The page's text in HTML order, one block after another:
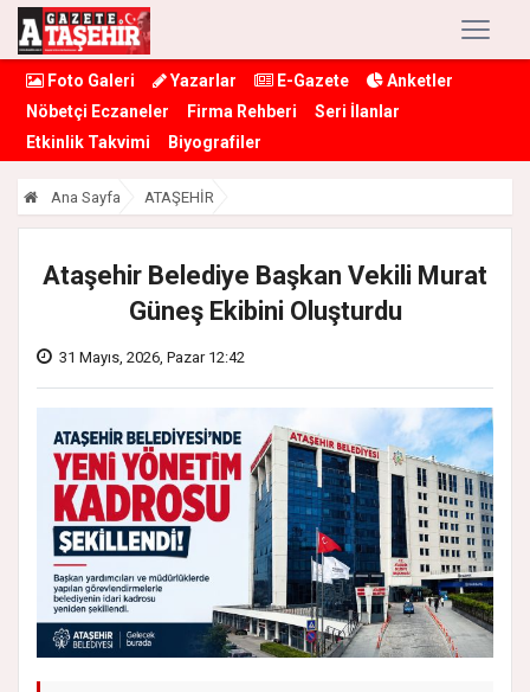
Foto Galeri Yazarlar E-Gazete
Anketler
Nöbetçi Eczaneler
Firma Rehberi
Seri İlanlar
Etkinlik Takvimi
Biyografiler
Ana Sayfa ATAŞEHİR
Ataşehir Belediye Başkan Vekili Murat
Güneş Ekibini Oluşturdu
31 Mayıs, 2026, Pazar 12:42